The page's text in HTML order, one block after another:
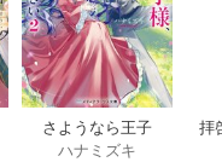
さようなら王子
様、どうか私のこ
ハナミズキ
拝